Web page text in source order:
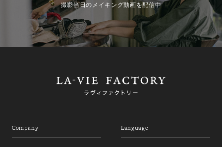
撮影当日のメイキング動画を配信中
Company Language